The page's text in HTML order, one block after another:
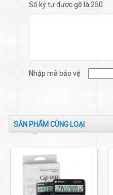
Số ký tự được gõ là 250
Nhập mã bảo vệ
SẢN PHẨM CÙNG LOẠI